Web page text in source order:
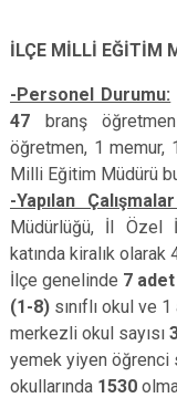
İLÇE MİLLİ EĞİTİM
-Personel Durumu:
47 branş
öğretmen, 1 memur,
Milli Eğitim Müdürü
-Yapılan
Müdürlüğü, İl Özel
katında kiralık
İlçe genelinde 7
(1-8) sınıflı okul ve
merkezli okul sayısı
yemek yiyen öğrenci
okullarında 1530